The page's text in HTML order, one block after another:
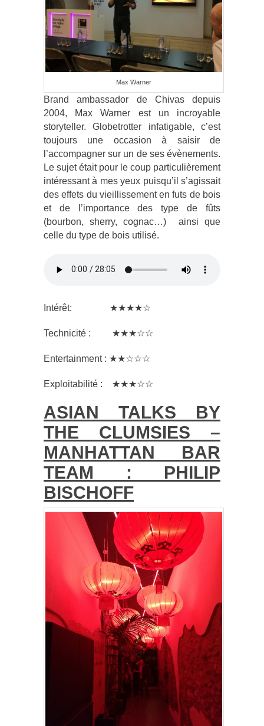
Max Warner
Brand ambassador de Chivas depuis
2004, Max Warner est un incroyable
storyteller. Globetrotter infatigable, c’est
toujours une occasion à saisir de
l’accompagner sur un de ses évènements.
Le sujet était pour le coup particulièrement
intéressant à mes yeux puisqu’il s’agissait
des effets du vieillissement en futs de bois
et de l’importance des type de fûts
(bourbon, sherry, cognac…) ainsi que
celle du type de bois utilisé.
Intérêt: ★★★★☆
Technicité : ★★★☆☆
Entertainment : ★★☆☆☆
Exploitabilité : ★★★☆☆
ASIAN TALKS BY
THE CLUMSIES –
MANHATTAN BAR
TEAM : PHILIP
BISCHOFF